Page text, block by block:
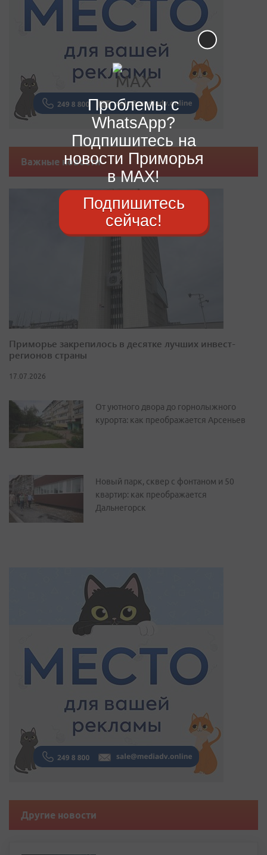
Важные новости
Приморье закрепилось в десятке лучших инвест-
регионов страны
17.07.2026
От уютного двора до горнолыжного
курорта: как преображается Арсеньев
Новый парк, сквер с фонтаном и 50
квартир: как преображается
Дальнегорск
Другие новости
Проблемы с
WhatsApp?
Подпишитесь на
новости Приморья
в MAX!
Подпишитесь
сейчас!